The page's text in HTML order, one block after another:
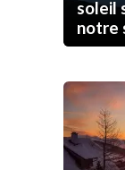
soleil
notre